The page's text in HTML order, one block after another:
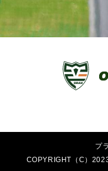
プ
COPYRIGHT（C）